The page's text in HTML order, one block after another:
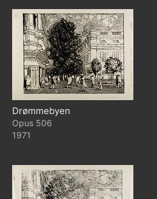
Drømmebyen
506
1971